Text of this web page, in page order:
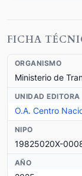
FICHA
ORGANISMO
Ministerio de
UNIDAD EDITORA
O.A. Centro
NIPO
19825020X-
AÑO